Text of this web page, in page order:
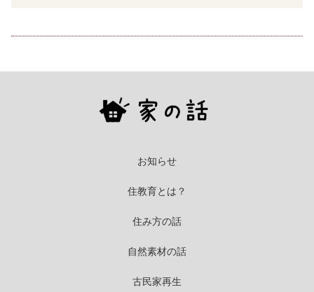
お知らせ
住教育とは？
住み方の話
自然素材の話
古民家再生